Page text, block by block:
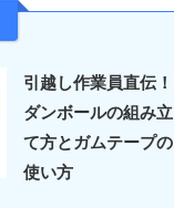
引越し作業員直伝！
ダンボールの組み立
て方とガムテープの
使い方